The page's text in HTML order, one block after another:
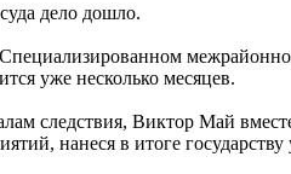
дело дошло.
уже несколько месяцев.
следствия, Виктор Май
нанеся в итоге